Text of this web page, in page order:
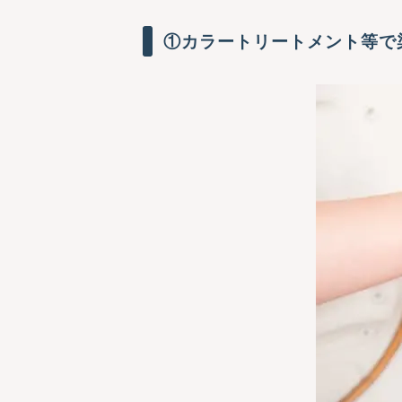
①カラートリートメント等で